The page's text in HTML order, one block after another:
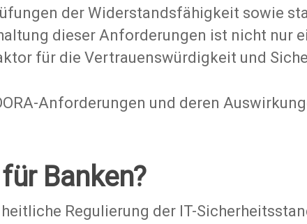
der Widerstandsfähigkeit sowie
dieser Anforderungen ist nicht nur
für die Vertrauenswürdigkeit und
Anforderungen und deren
Banken?
Regulierung der IT-